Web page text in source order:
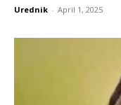
Urednik - April 1, 2025